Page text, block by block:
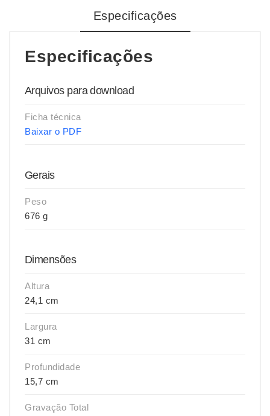
Especificações
Especificações
Arquivos para download
Ficha técnica
Baixar o PDF
Gerais
Peso
676 g
Dimensões
Altura
24,1 cm
Largura
31 cm
Profundidade
15,7 cm
Gravação Total